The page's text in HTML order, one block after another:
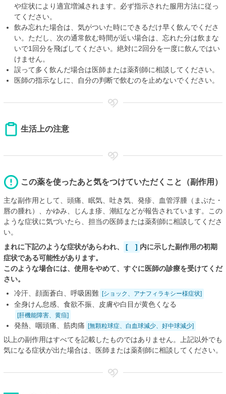
や症状により適宜増減されます。必ず指示された服用方法に従っ
てください。
飲み忘れた場合は、気がついた時にできるだけ早く飲んでくださ
い。ただし、次の通常飲む時間が近い場合は、忘れた分は飲まな
いで1回分を飛ばしてください。絶対に2回分を一度に飲んではい
けません。
誤って多く飲んだ場合は医師または薬剤師に相談してください。
医師の指示なしに、自分の判断で飲むのを止めないでください。
生活上の注意
この薬を使ったあと気をつけていただくこと（副作用）
主な副作用として、頭痛、眠気、吐き気、発疹、血管浮腫（まぶた・
唇の腫れ）、かゆみ、じんま疹、潮紅などが報告されています。この
ような症状に気づいたら、担当の医師または薬剤師に相談してくださ
い。
まれに下記のような症状があらわれ、
[ ] 内に示した副作用の初期
症状である可能性があります。
このような場合には、使用をやめて、すぐに医師の診療を受けてくだ
さい。
冷汗、顔面蒼白、呼吸困難 [ショック、アナフィラキシー様症状]
全身けん怠感、食欲不振、皮膚や白目が黄色くなる
[肝機能障害、黄疸]
発熱、咽頭痛、筋肉痛 [無顆粒球症、白血球減少、好中球減少]
以上の副作用はすべてを記載したものではありません。上記以外でも
気になる症状が出た場合は、医師または薬剤師に相談してください。